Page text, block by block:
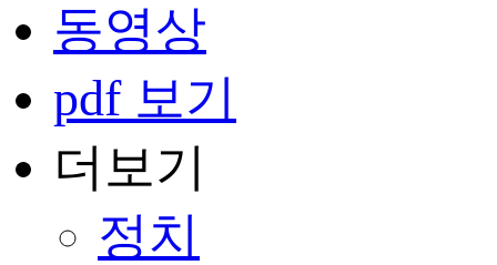
동영상
pdf 보기
더보기
정치